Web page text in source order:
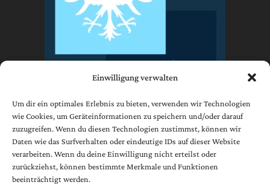
Einwilligung verwalten
Um dir ein optimales Erlebnis zu bieten, verwenden wir Technologien
wie Cookies, um Geräteinformationen zu speichern und/oder darauf
zuzugreifen. Wenn du diesen Technologien zustimmst, können wir
Daten wie das Surfverhalten oder eindeutige IDs auf dieser Website
verarbeiten. Wenn du deine Einwilligung nicht erteilst oder
zurückziehst, können bestimmte Merkmale und Funktionen
beeinträchtigt werden.
Impressum
Datenschutzerklärung
AGB